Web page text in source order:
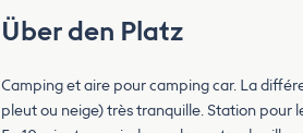
Über den Platz
Camping et aire pour camping car. La
pleut ou neige) très tranquille. Station pour